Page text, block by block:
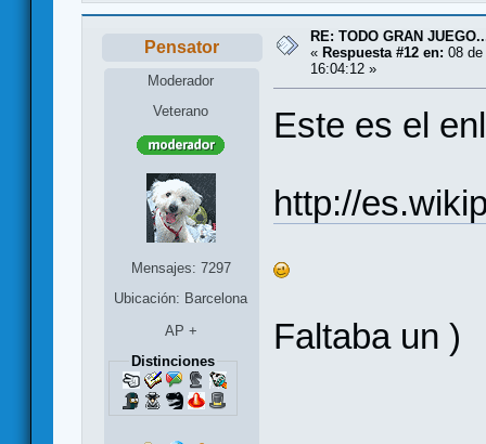
Pensator
Moderador
Veterano
Mensajes: 7297
Ubicación: Barcelona
AP +
Distinciones
RE: TODO GRAN
« Respuesta #12 en: 08 de
16:04:12 »
Este es el
http://
Faltaba un )